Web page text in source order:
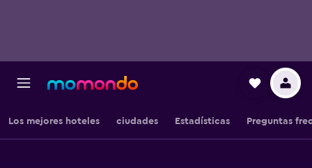
Los mejores hoteles ciudades Estadísticas Preguntas